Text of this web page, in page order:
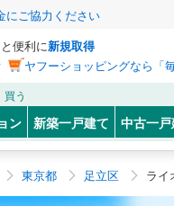
にご協力ください
便利に新規取得
ヤフーショッピングなら「
買う
ン 新築一戸建て 中古一
東京都 足立区 ライ